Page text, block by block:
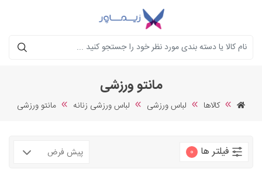
جستجو
مانتو ورزشی
کالاها لباس ورزشی لباس ورزشی زنانه مانتو ورزشی
فیلتر ها 0